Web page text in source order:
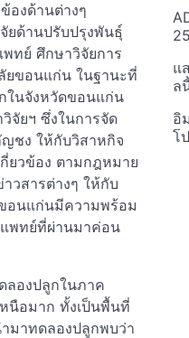
องด้านต่างๆ
ยด้านปรับปรุงพันธุ์
ทย์ ศึกษาวิจัยการ
ยขอนแก่น ในฐานะที่
ในจังหวัดขอนแก่น
จัยฯ ซึ่งในการจัด
ญชง ให้กับวิสาหกิจ
ยวข้อง ตามกฎหมาย
วสารต่างๆ ให้กับ
อนแก่นมีความพร้อม
พทย์ที่ผ่านมาค่อน
ลองปลูกในภาค
นือมาก ทั้งเป็นพื้นที่
มาทดลองปลูกพบว่า
แ
ล
อิ
โ